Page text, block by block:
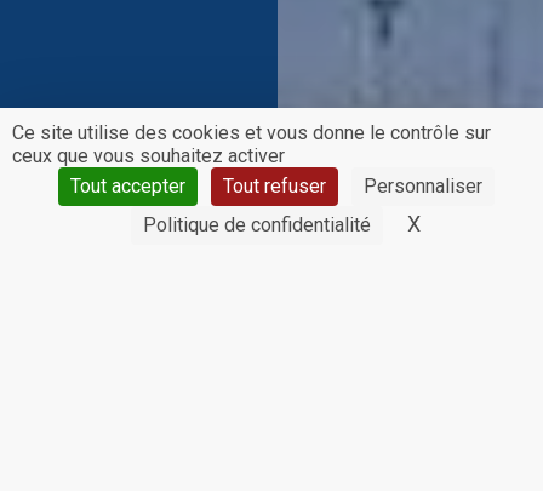
Ce site utilise des cookies et vous donne le contrôle sur
ceux que vous souhaitez activer
Tout accepter
Tout refuser
Personnaliser
Politique de confidentialité
X